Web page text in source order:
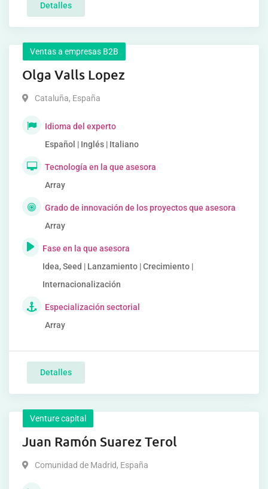
Detalles
Ventas a empresas B2B
Olga Valls Lopez
Cataluña, España
Idioma del experto
Español | Inglés | Italiano
Tecnología en la que asesora
Array
Grado de innovación de los proyectos que asesora
Array
Fase en la que asesora
Idea, Seed | Lanzamiento | Crecimiento |
Internacionalización
Especialización sectorial
Array
Detalles
Venture capital
Juan Ramón Suarez Terol
Comunidad de Madrid, España